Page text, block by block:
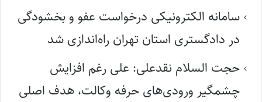
سامانه الکترونیکی درخواست عفو و بخشودگی
در دادگستری استان تهران راه‌اندازی شد
حجت السلام نقدعلی: علی رغم افزایش
چشمگیر ورودی‌های حرفه وکالت، هدف اصلی